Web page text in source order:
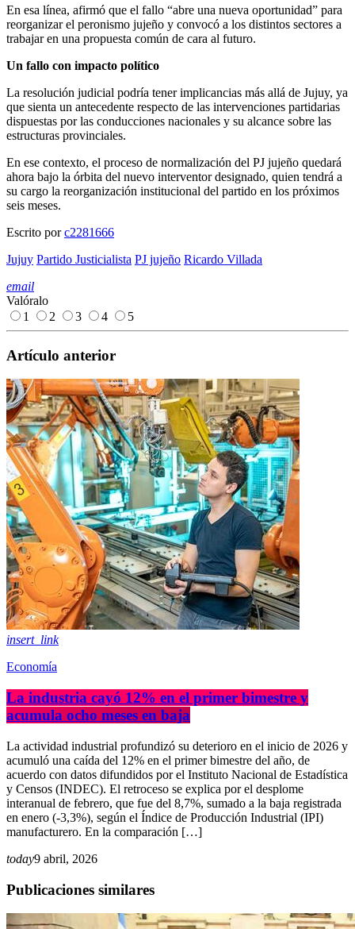
En esa línea, afirmó que el fallo “abre una nueva oportunidad” para
reorganizar el peronismo jujeño y convocó a los distintos sectores a
trabajar en una propuesta común de cara al futuro.
Un fallo con impacto político
La resolución judicial podría tener implicancias más allá de Jujuy, ya
que sienta un antecedente respecto de las intervenciones partidarias
dispuestas por las conducciones nacionales y su alcance sobre las
estructuras provinciales.
En ese contexto, el proceso de normalización del PJ jujeño quedará
ahora bajo la órbita del nuevo interventor designado, quien tendrá a
su cargo la reorganización institucional del partido en los próximos
seis meses.
Escrito porc2281666
Jujuy Partido Justicialista PJ jujeño Ricardo Villada
email
Valóralo
1
2 3 4 5
Artículo anterior
insert_link
Economía
La industria cayó 12% en el primer bimestre y
acumula ocho meses en baja
La actividad industrial profundizó su deterioro en el inicio de 2026 y
acumuló una caída del 12% en el primer bimestre del año, de
acuerdo con datos difundidos por el Instituto Nacional de Estadística
y Censos (INDEC). El retroceso se explica por el desplome
interanual de febrero, que fue del 8,7%, sumado a la baja registrada
en enero (-3,3%), según el Índice de Producción Industrial (IPI)
manufacturero. En la comparación […]
today9 abril, 2026
Publicaciones similares